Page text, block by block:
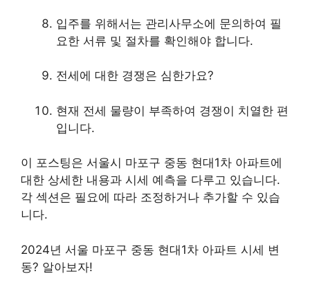
입주를 위해서는 관리사무소에 문의하여 필
요한 서류 및 절차를 확인해야 합니다.
전세에 대한 경쟁은 심한가요?
현재 전세 물량이 부족하여 경쟁이 치열한 편
입니다.
이 포스팅은 서울시 마포구 중동 현대1차 아파트에
대한 상세한 내용과 시세 예측을 다루고 있습니다.
각 섹션은 필요에 따라 조정하거나 추가할 수 있습
니다.
2024년 서울 마포구 중동 현대1차 아파트 시세 변
동? 알아보자!